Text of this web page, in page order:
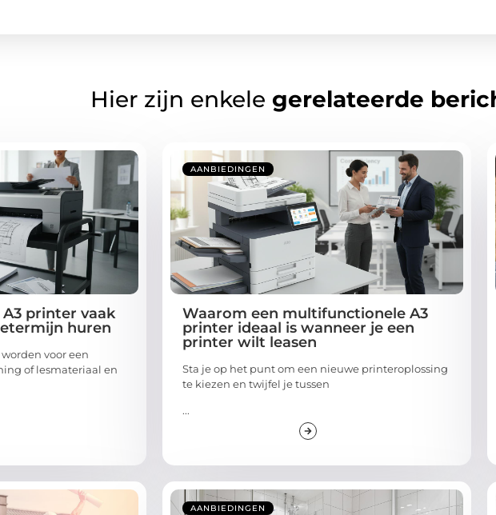
Hier zijn enkele gerelateerde
printer vaak
huren
voor een
of lesmateriaal en
AANBIEDINGEN
Waarom een multifunctionele A3
printer ideaal is wanneer je een
printer wilt leasen
Sta je op het punt om een nieuwe printeroplossing
te kiezen en twijfel je tussen
...
AANBIEDINGEN